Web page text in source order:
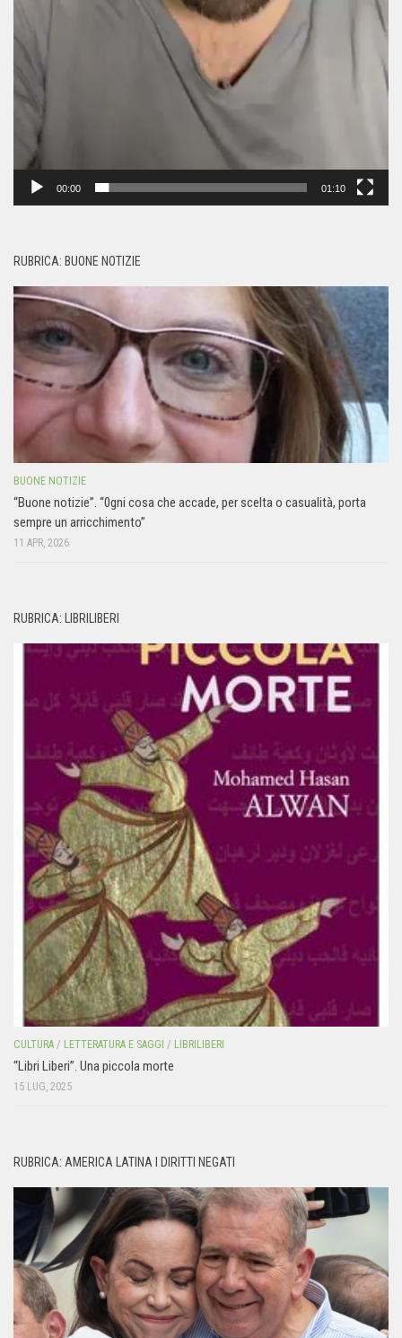
00:00 01:10
RUBRICA: BUONE NOTIZIE
BUONE NOTIZIE
“Buone notizie”. “0gni cosa che accade, per scelta o casualità, porta
sempre un arricchimento”
11 APR, 2026
RUBRICA: LIBRILIBERI
CULTURA / LETTERATURA E SAGGI / LIBRILIBERI
“Libri Liberi”. Una piccola morte
15 LUG, 2025
RUBRICA: AMERICA LATINA I DIRITTI NEGATI